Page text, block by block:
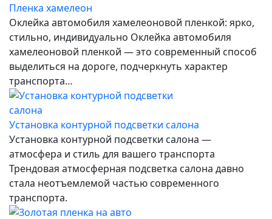
Пленка хамелеон
Оклейка автомобиля хамелеоновой пленкой: ярко,
стильно, индивидуально Оклейка автомобиля
хамелеоновой пленкой — это современный способ
выделиться на дороге, подчеркнуть характер
транспорта…
Установка контурной подсветки салона
Установка контурной подсветки салона —
атмосфера и стиль для вашего транспорта
Трендовая атмосферная подсветка салона давно
стала неотъемлемой частью современного
транспорта.